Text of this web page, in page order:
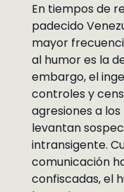
En tiempos de
padecido
mayor
al humor es la
embargo, el
controles y
agresiones a
levantan
intransigente.
comunicación
confiscadas, el